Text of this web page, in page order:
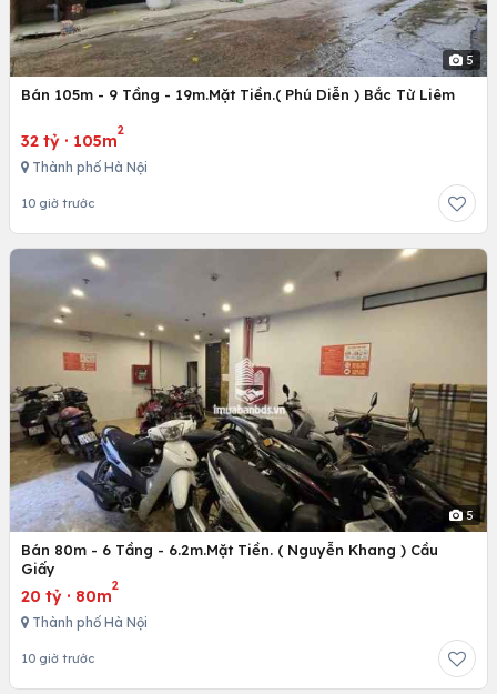
5
Bán 105m - 9 Tầng - 19m.Mặt Tiền.( Phú Diễn ) Bắc Từ Liêm
32 tỷ · 105m
2
Thành phố Hà Nội
10 giờ trước
5
Bán 80m - 6 Tầng - 6.2m.Mặt Tiền. ( Nguyễn Khang ) Cầu
Giấy
20 tỷ · 80m
2
Thành phố Hà Nội
10 giờ trước